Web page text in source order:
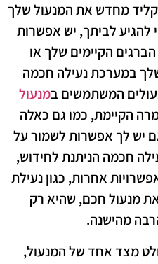
מחדש את המנעול שלך
לביתך, יש אפשרות
הקיימים שלך או
במערכת נעילה חכמה
המשתמשים במנעול
הקיימת, כמו גם כאלה
יש לך אפשרות לשמור על
חכמה הניתנת לחידוש,
אחרות, כגון נעילת
מנעול חכם, שהיא רק
מהישנה.
מצד אחד של המנעול,